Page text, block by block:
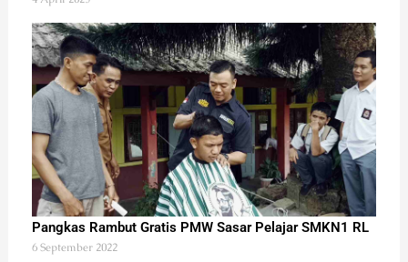
Pangkas Rambut Gratis PMW Sasar Pelajar SMKN1 RL
6 September 2022